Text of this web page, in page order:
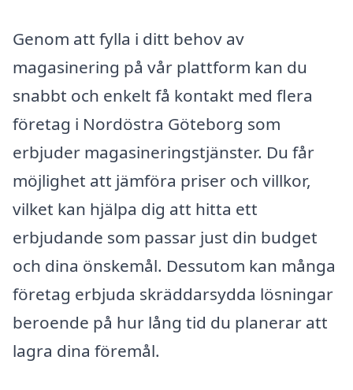
Genom att fylla i ditt behov av
magasinering på vår plattform kan du
snabbt och enkelt få kontakt med flera
företag i Nordöstra Göteborg som
erbjuder magasineringstjänster. Du får
möjlighet att jämföra priser och villkor,
vilket kan hjälpa dig att hitta ett
erbjudande som passar just din budget
och dina önskemål. Dessutom kan många
företag erbjuda skräddarsydda lösningar
beroende på hur lång tid du planerar att
lagra dina föremål.